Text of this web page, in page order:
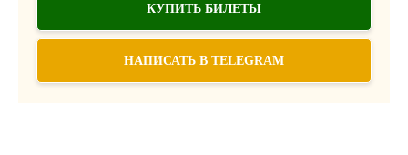
КУПИТЬ БИЛЕТЫ
НАПИСАТЬ В TELEGRAM